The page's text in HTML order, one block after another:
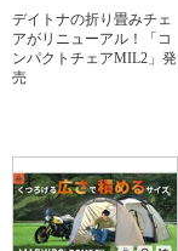
デイトナの折り畳みチェ
アがリニューアル！「コ
ンパクトチェアMIL2」発
売